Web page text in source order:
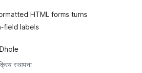
HTML forms turns
field labels
स्थापना